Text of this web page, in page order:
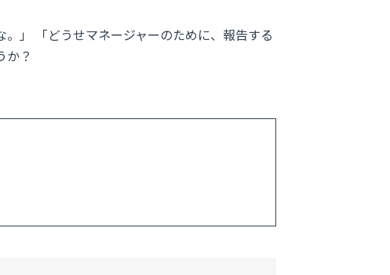
」 「どうせマネージャーのために、報告する
か？